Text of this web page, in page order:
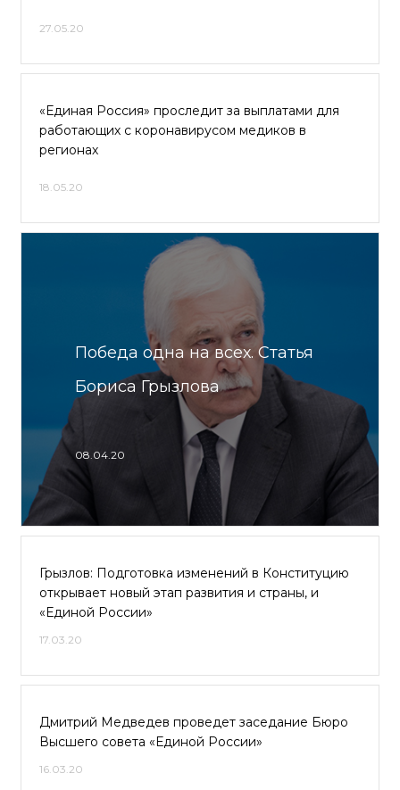
27.05.20
«Единая Россия» проследит за выплатами для
работающих с коронавирусом медиков в
регионах
18.05.20
Победа одна на всех. Статья
Бориса Грызлова
08.04.20
Грызлов: Подготовка изменений в Конституцию
открывает новый этап развития и страны, и
«Единой России»
17.03.20
Дмитрий Медведев проведет заседание Бюро
Высшего совета «Единой России»
16.03.20